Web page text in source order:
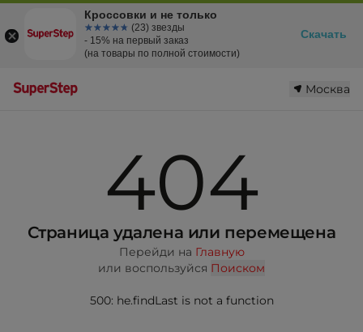
Москва
404
Страница удалена или перемещена
Перейди на Главную
или воспользуйся Поиском
500: he.findLast is not a function
Кроссовки и не только
☆☆☆☆☆
★★★★★ (23) звезды
- 15% на первый заказ
(на товары по полной стоимости)
Скачать